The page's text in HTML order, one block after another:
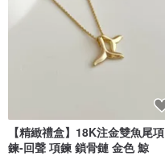
【精緻禮盒】18K注金雙魚尾項
鍊-回聲 項鍊 鎖骨鏈 金色 鯨